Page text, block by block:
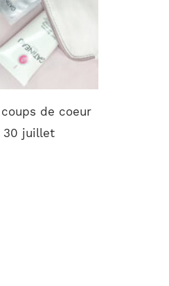
de coeur
30 juillet